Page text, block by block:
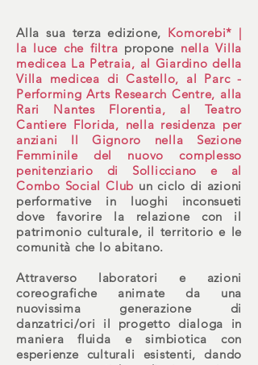
Alla sua terza edizione, Komorebi* |
la luce che filtra propone nella Villa
medicea La Petraia, al Giardino della
Villa medicea di Castello, al Parc -
Performing Arts Research Centre, alla
Rari Nantes Florentia, al Teatro
Cantiere Florida, nella residenza per
anziani Il Gignoro nella Sezione
Femminile del nuovo complesso
penitenziario di Sollicciano e al
Combo Social Club un ciclo di azioni
performative in luoghi inconsueti
dove favorire la relazione con il
patrimonio culturale, il territorio e le
comunità che lo abitano.
Attraverso laboratori e azioni
coreografiche animate da una
nuovissima generazione di
danzatrici/ori il progetto dialoga in
maniera fluida e simbiotica con
esperienze culturali esistenti, dando